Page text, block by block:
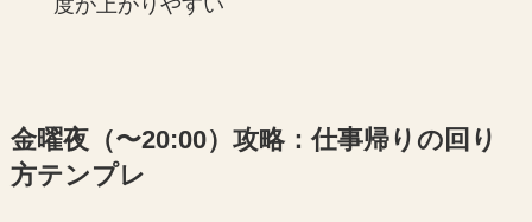
度が上がりやすい
金曜夜（〜20:00）攻略：仕事帰りの回り
方テンプレ